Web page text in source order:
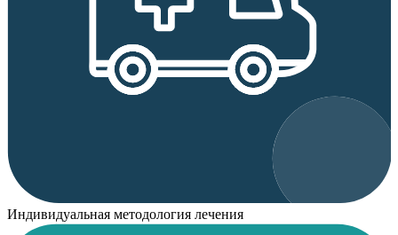
Индивидуальная методология лечения